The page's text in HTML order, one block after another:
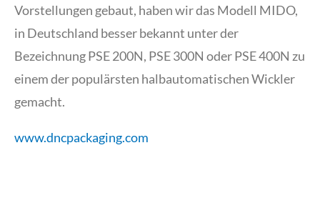
Vorstellungen gebaut, haben wir das Modell MIDO,
in Deutschland besser bekannt unter der
Bezeichnung PSE 200N, PSE 300N oder PSE 400N zu
einem der populärsten halbautomatischen Wickler
gemacht.
www.dncpackaging.com